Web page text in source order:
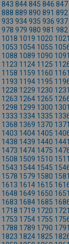
843 844845 846 847
888 889 890 891 892
933 934935 936 937
978 979 980 981 982
1018 1019 1020 1021
1053 1054 1055
1088 1089 1090 1091
1123 1124 1125
1158 1159 1160 1161
1193 1194 1195
1228 1229 1230 1231
1263 1264 1265
1298 1299 1300 1301
1333 1334 1335
1368 1369 1370 1371
1403 1404 1405
1438 1439 1440 1441
1473 1474 1475
1508 1509 1510 1511
1543 1544 1545
1578 1579 1580 1581
1613 1614 1615
1648 1649 1650 1651
1683 1684 1685
1718 1719 1720 1721
1753 1754 1755
1788 1789 1790 1791
1823 1824 1825